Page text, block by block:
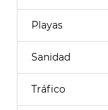
Playas
Sanidad
Tráfico